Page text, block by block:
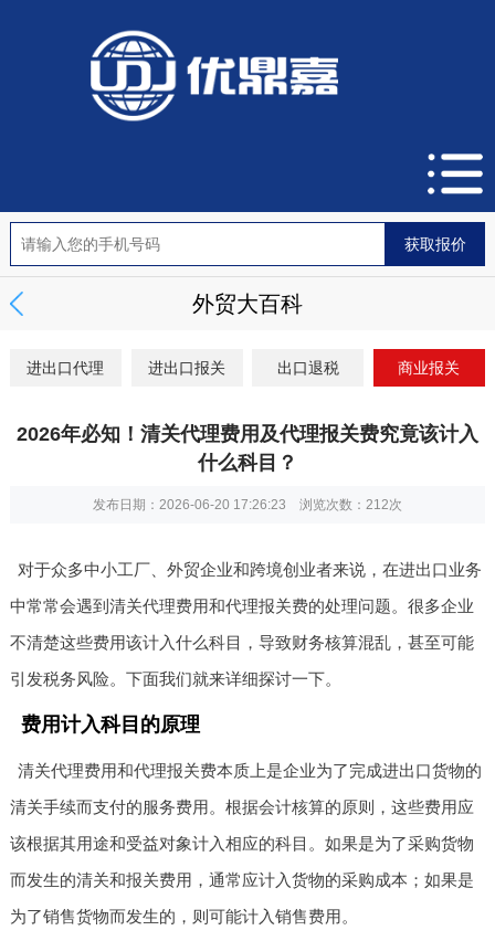
外贸大百科
进出口代理 进出口报关 出口退税 商业报关
2026年必知！清关代理费用及代理报关费究竟该计入
什么科目？
发布日期：2026-06-20 17:26:23 浏览次数： 212次
对于众多中小工厂、外贸企业和跨境创业者来说，在进出口业务
中常常会遇到清关代理费用和代理报关费的处理问题。很多企业
不清楚这些费用该计入什么科目，导致财务核算混乱，甚至可能
引发税务风险。下面我们就来详细探讨一下。
费用计入科目的原理
清关代理费用和代理报关费本质上是企业为了完成进出口货物的
清关手续而支付的服务费用。根据会计核算的原则，这些费用应
该根据其用途和受益对象计入相应的科目。如果是为了采购货物
而发生的清关和报关费用，通常应计入货物的采购成本；如果是
为了销售货物而发生的，则可能计入销售费用。